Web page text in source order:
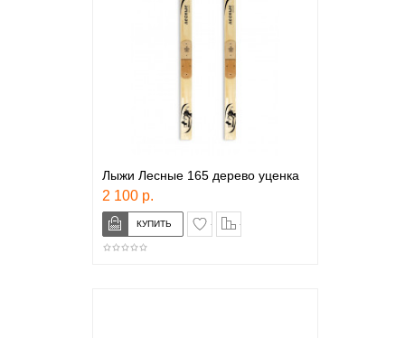
Лыжи Лесные 165 дерево уценка
2 100 р.
в закладки